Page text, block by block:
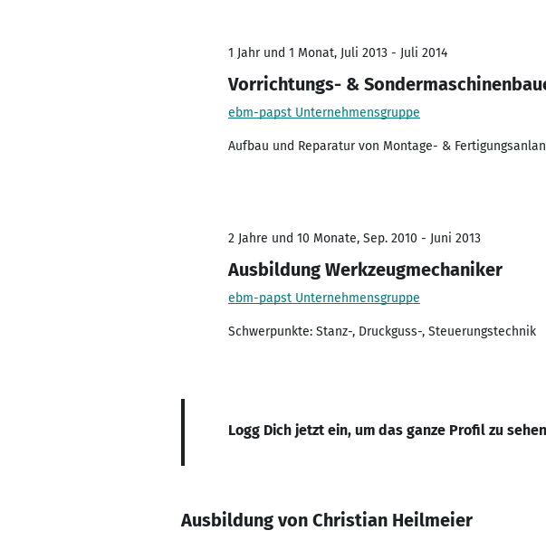
1 Jahr und 1 Monat, Juli 2013 - Juli 2014
Vorrichtungs- &
ebm-papst Unternehmensgruppe
Aufbau und Reparatur von Montage- &
2 Jahre und 10 Monate, Sep. 2010 - Juni 2013
Ausbildung Werkzeugmechaniker
ebm-papst Unternehmensgruppe
Schwerpunkte: Stanz-, Druckguss-, Steuerungstechnik
Logg Dich jetzt ein, um das ganze Profil zu
Ausbildung von Christian Heilmeier